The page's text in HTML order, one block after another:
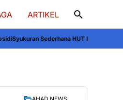
ARTIKEL
IWO Nasional ke-14 di Soppeng, Andi